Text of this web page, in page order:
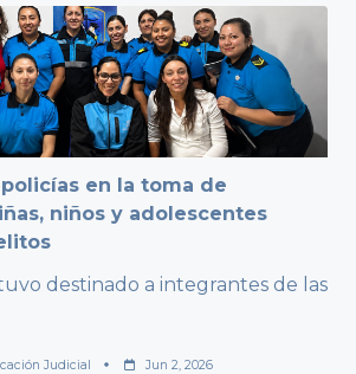
en la toma de
niños y adolescentes
destinado a integrantes de las
Judicial Jun 2, 2026